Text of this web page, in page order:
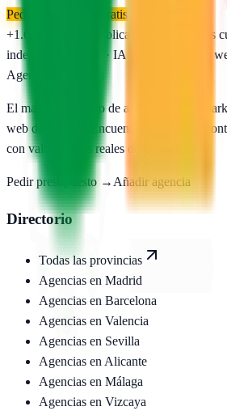
Pedir presupuesto gratis
+1.650
agencias publicadas provincias
independiente
SEO · IA · GEO · Diseño
AgenciasSEO
El mayor directorio de agencias SEO,
web de España. Encuentra, compara y
con valoraciones reales de Google.
Pedir presupuesto → Añadir agencia
Directorio
Todas las provincias
Agencias en Madrid
Agencias en Barcelona
Agencias en Valencia
Agencias en Sevilla
Agencias en Alicante
Agencias en Málaga
Agencias en Vizcaya